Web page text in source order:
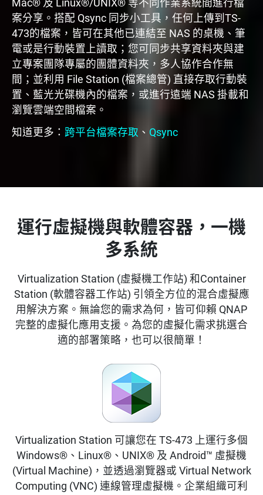
Mac® 及 Linux®/UNIX® 等不同作業系統間進行檔
案分享。搭配 Qsync 同步小工具，任何上傳到TS-
473的檔案，皆可在其他已連結至 NAS 的桌機、筆
電或是行動裝置上讀取；您可同步共享資料夾與建
立專案團隊專屬的團體資料夾，多人協作合作無
間；並利用 File Station (檔案總管) 直接存取行動裝
置、藍光光碟機內的檔案，或進行遠端 NAS 掛載和
瀏覽雲端空間檔案。
知道更多： 跨平台檔案存取 、 Qsync
運行虛擬機與軟體容器，一機
多系統
Virtualization Station (虛擬機工作站) 和Container
Station (軟體容器工作站) 引領全方位的混合虛擬應
用解決方案。無論您的需求為何，皆可仰賴 QNAP
完整的虛擬化應用支援。為您的虛擬化需求挑選合
適的部署策略，也可以很簡單！
Virtualization Station 可讓您在 TS-473 上運行多個
Windows®、Linux®、UNIX® 及 Android™ 虛擬機
(Virtual Machine)，並透過瀏覽器或 Virtual Network
Computing (VNC) 連線管理虛擬機。企業組織可利